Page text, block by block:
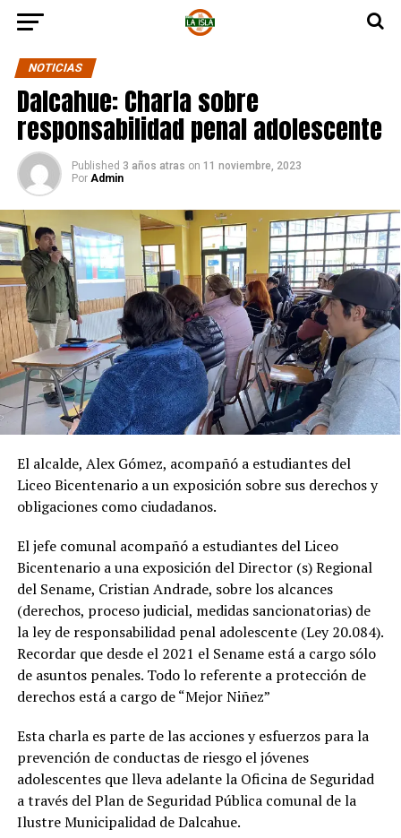
NOTICIAS
Dalcahue: Charla sobre
responsabilidad penal adolescente
Published 3 años atras on 11 noviembre, 2023
Por Admin
El alcalde, Alex Gómez, acompañó a estudiantes del
Liceo Bicentenario a un exposición sobre sus derechos y
obligaciones como ciudadanos.
El jefe comunal acompañó a estudiantes del Liceo
Bicentenario a una exposición del Director (s) Regional
del Sename, Cristian Andrade, sobre los alcances
(derechos, proceso judicial, medidas sancionatorias) de
la ley de responsabilidad penal adolescente (Ley 20.084).
Recordar que desde el 2021 el Sename está a cargo sólo
de asuntos penales. Todo lo referente a protección de
derechos está a cargo de “Mejor Niñez”
Esta charla es parte de las acciones y esfuerzos para la
prevención de conductas de riesgo el jóvenes
adolescentes que lleva adelante la Oficina de Seguridad
a través del Plan de Seguridad Pública comunal de la
Ilustre Municipalidad de Dalcahue.